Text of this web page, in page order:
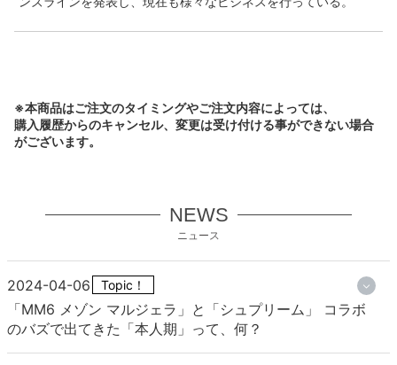
※本商品はご注文のタイミングやご注文内容によっては、
購入履歴からのキャンセル、変更は受け付ける事ができない場合
がございます。
NEWS
ニュース
2024-04-06 Topic！
「MM6 メゾン マルジェラ」と「シュプリーム」 コラボ
のバズで出てきた「本人期」って、何？